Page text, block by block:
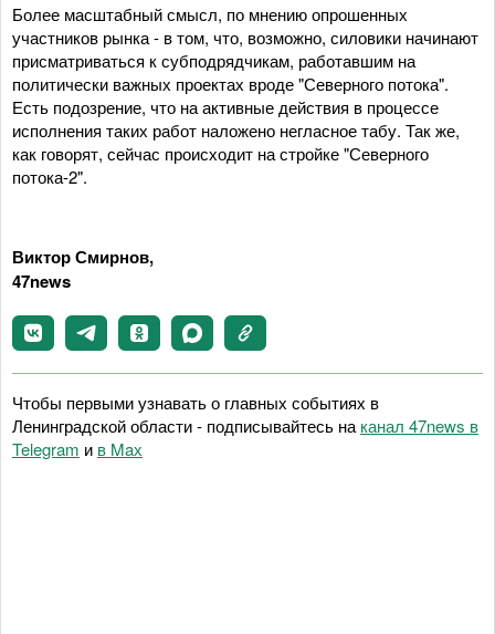
Более масштабный смысл, по мнению опрошенных
участников рынка - в том, что, возможно, силовики начинают
присматриваться к субподрядчикам, работавшим на
политически важных проектах вроде "Северного потока".
Есть подозрение, что на активные действия в процессе
исполнения таких работ наложено негласное табу. Так же,
как говорят, сейчас происходит на стройке "Северного
потока-2".
Виктор Смирнов,
47news
Чтобы первыми узнавать о главных событиях в
Ленинградской области - подписывайтесь на канал 47news в
Telegram и в Maх